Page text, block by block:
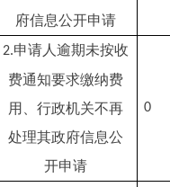
府信息公开申请
2.申请人逾期未按收
费通知要求缴纳费
用、行政机关不再
处理其政府信息公
开申请
0